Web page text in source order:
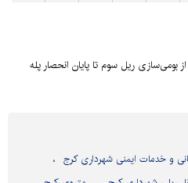
ریل سوم تا پایان انحصار پله
و خدمات ایمنی شهرداری کرج